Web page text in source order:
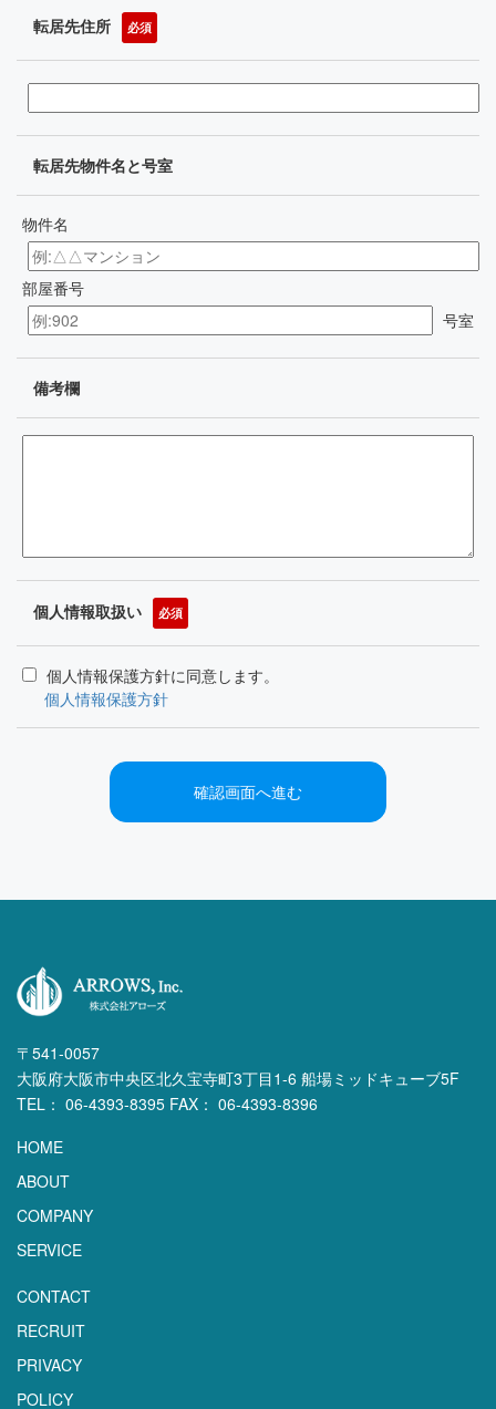
転居先住所 必須
転居先物件名と号室
物件名
部屋番号
号室
備考欄
個人情報取扱い 必須
個人情報保護方針に同意します。
個人情報保護方針
〒541-0057
大阪府大阪市中央区北久宝寺町3丁目1-6 船場ミッドキューブ5F
TEL： 06-4393-8395 FAX： 06-4393-8396
HOME
ABOUT
COMPANY
SERVICE
CONTACT
RECRUIT
PRIVACY
POLICY